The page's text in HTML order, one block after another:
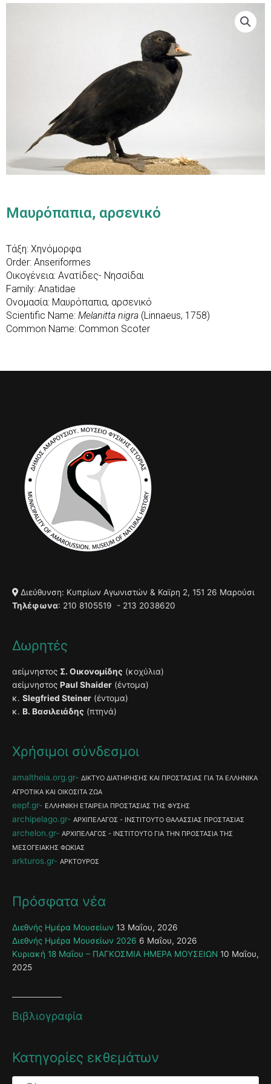
Μαυρόπαπια, αρσενικό
Τάξη: Χηνόμορφα
Order: Anseriformes
Οικογένεια: Ανατίδες- Νησσίδαι
Family: Anatidae
Ονομασία: Μαυρόπαπια, αρσενικό
Scientific Name: Melanitta nigra (Linnaeus, 1758)
Common Name: Common Scoter
Διεύθυνση: Κυπρίων Αγωνιστών & Καϊρη 2, 151 26 Μαρούσι
Τηλέφωνα: 210 8105519 - 213 2038620
Δωρητές
αείμνηστος Σ. Οικονομίδης (κοχύλια)
αείμνηστος Paul Shaider (έντομα)
κ. Slegfried Steiner (έντομα)
κ. Β. Βασιλειάδης (πτηνά)
Χρήσιμοι σύνδεσμοι
amaltheia.org.gr
ΔΙΚΤΥΟ ΔΙΑΤΗΡΗΣΗΣ ΚΑΙ ΠΡΟΣΤΑΣΙΑΣ ΓΙΑ ΤΑ ΕΛΛΗΝΙΚΑ
ΑΓΡΟΤΙΚΑ ΚΑΙ ΟΙΚΟΣΙΤΑ ΖΩΑ
eepf.gr ΕΛΛΗΝΙΚΗ ΕΤΑΙΡΕΙΑ ΠΡΟΣΤΑΣΙΑΣ ΤΗΣ ΦΥΣΗΣ
archipelago.gr ΑΡΧΙΠΕΛΑΓΟΣ - ΙΝΣΤΙΤΟΥΤΟ ΘΑΛΑΣΣΙΑΣ ΠΡΟΣΤΑΣΙΑΣ
archelon.gr
ΑΡΧΙΠΕΛΑΓΟΣ - ΙΝΣΤΙΤΟΥΤΟ ΓΙΑ ΤΗΝ ΠΡΟΣΤΑΣΙΑ ΤΗΣ
ΜΕΣΟΓΕΙΑΚΗΣ ΦΩΚΙΑΣ
arkturos.gr ΑΡΚΤΟΥΡΟΣ
Πρόσφατα νέα
Διεθνής Ημέρα Μουσείων 13 Μαΐου, 2026
Διεθνής Ημέρα Μουσείων 2026 6 Μαΐου, 2026
Κυριακή 18 Μαΐου – ΠΑΓΚΟΣΜΙΑ ΗΜΕΡΑ ΜΟΥΣΕΙΩΝ 10 Μαΐου,
2025
Βιβλιογραφία
Κατηγορίες εκθεμάτων